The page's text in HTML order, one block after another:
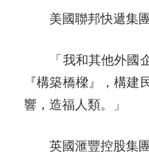
美國聯邦快遞集團
「我和其他外國企
『構築橋樑』，構建
響，造福人類。」
英國滙豐控股集團